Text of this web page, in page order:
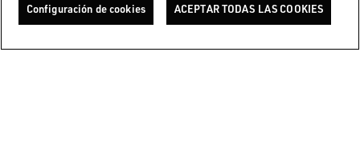
Hecho con ❤ en Venecia.
Golden y personalizarla con contenido exclusivo basado en tus
intereses y preferencias. Al hacer clic en «Aceptar todas las
tus preferencias en cualquier momento entrando en la sección
Configuración de cookies ACEPTAR TODAS LAS COOKIES